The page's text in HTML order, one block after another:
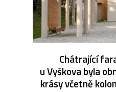
Chátrající
u Vyškova byla
krásy včetně